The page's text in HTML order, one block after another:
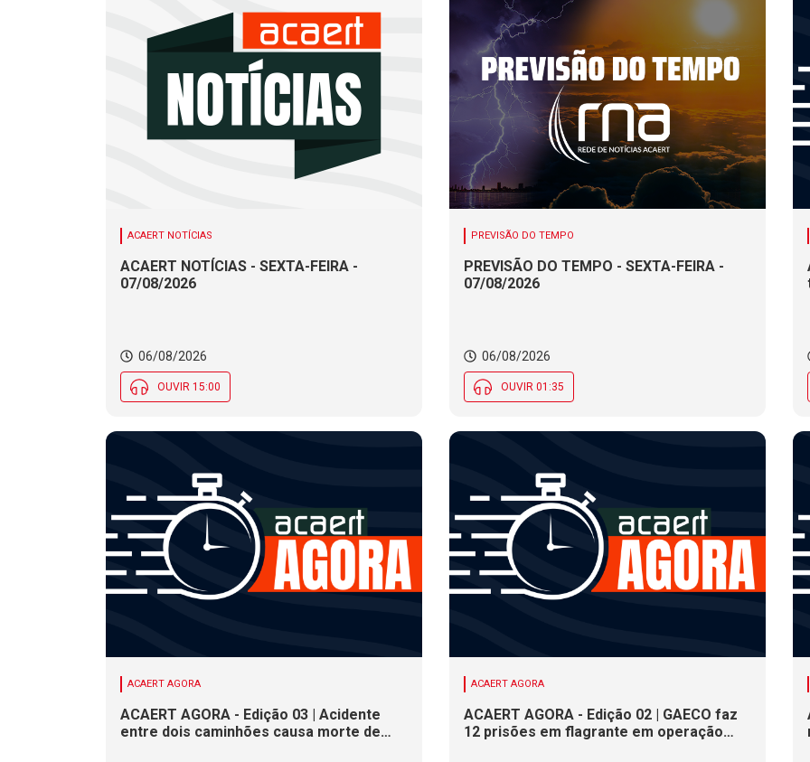
ACAERT NOTÍCIAS
ACAERT NOTÍCIAS - SEXTA-FEIRA -
07/08/2026
06/08/2026
OUVIR 15:00
PREVISÃO DO TEMPO
PREVISÃO DO TEMPO - SEXTA-FEIRA -
07/08/2026
06/08/2026
OUVIR 01:35
ACAERT AGORA
ACAERT AGORA - Edição 03 | Acidente
entre dois caminhões causa morte de
ACAERT AGORA
ACAERT AGORA - Edição 02 | GAECO faz
12 prisões em flagrante em operação